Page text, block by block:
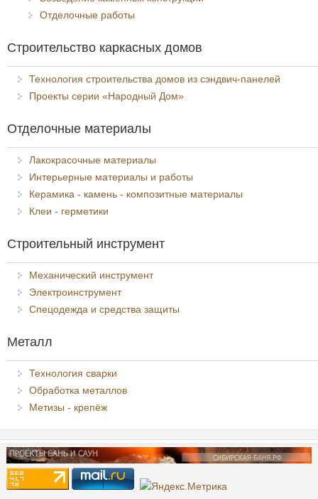
Отделочные работы
Строительство каркасных домов
Технология строительства домов из сэндвич-панелей
Проекты серии «Народный Дом»
Отделочные материалы
Лакокрасочные материалы
Интерьерные материалы и работы
Керамика - камень - композитные материалы
Клеи - герметики
Строительный инструмент
Механический инструмент
Электроинструмент
Спецодежда и средства защиты
Металл
Технология сварки
Обработка металлов
Метизы - крепёж